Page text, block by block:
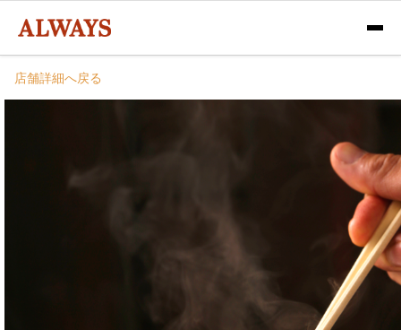
店舗詳細へ戻る